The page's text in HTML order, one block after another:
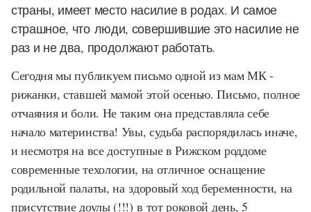
страны, имеет место насилие в родах. И самое
страшное, что люди, совершившие это насилие не
раз и не два, продолжают работать.
Сегодня мы публикуем письмо одной из мам МК -
рижанки, ставшей мамой этой осенью. Письмо, полное
отчаяния и боли. Не таким она представляла себе
начало материнства! Увы, судьба распорядилась иначе,
и несмотря на все доступные в Рижском роддоме
современные техологии, на отличное оснащение
родильной палаты, на здоровый ход беременности, на
присутствие доулы (!!!) в тот роковой день, 5